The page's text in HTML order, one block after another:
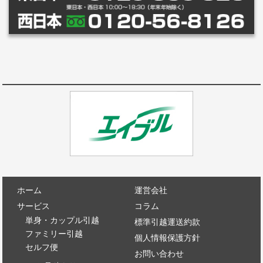
ホーム
サービス
単身・カップル引越
ファミリー引越
セルフ便
運営会社
コラム
標準引越運送約款
個人情報保護方針
お問い合わせ